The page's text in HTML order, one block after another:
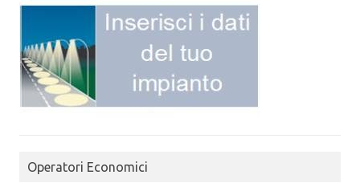
Operatori Economici